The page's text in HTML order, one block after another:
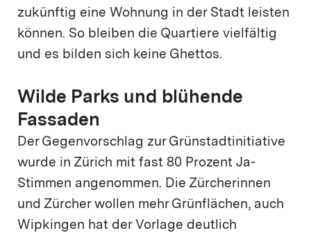
zukünftig eine Wohnung in der Stadt leisten
können. So bleiben die Quartiere vielfältig
und es bilden sich keine Ghettos.
Wilde Parks und blühende
Fassaden
Der Gegenvorschlag zur Grünstadtinitiative
wurde in Zürich mit fast 80 Prozent Ja-
Stimmen angenommen. Die Zürcherinnen
und Zürcher wollen mehr Grünflächen, auch
Wipkingen hat der Vorlage deutlich